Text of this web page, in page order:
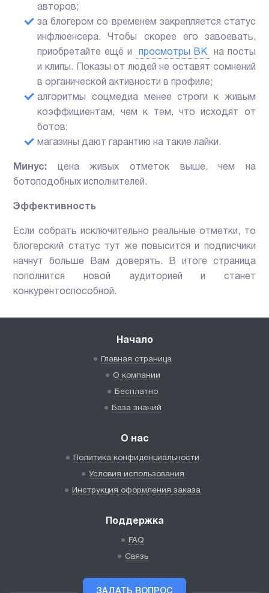
авторов;
за блогером со временем закрепляется статус
инфлюенсера. Чтобы скорее его завоевать,
приобретайте ещё и
просмотры ВК
на посты
и клипы. Показы от людей не оставят сомнений
в органической активности в профиле;
алгоритмы соцмедиа менее строги к живым
коэффициентам, чем к тем, что исходят от
ботов;
магазины дают гарантию на такие лайки.
Минус: цена живых отметок выше, чем на
ботоподобных исполнителей.
Эффективность
Если собрать исключительно реальные отметки, то
блогерский статус тут же повысится и подписчики
начнут больше Вам доверять. В итоге страница
пополнится новой аудиторией и станет
конкурентоспособной.
Начало
Главная страница
О компании
Бесплатно
База знаний
О нас
Политика конфиденциальности
Условия использования
Инструкция оформления заказа
Поддержка
FAQ
Связь